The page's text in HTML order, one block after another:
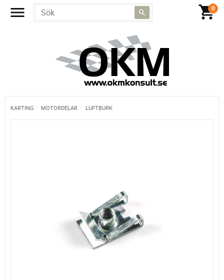
KARTING MOTORDELAR LUFTBURK